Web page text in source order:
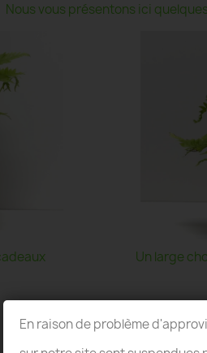
Nous vous présentons ici
Un large
En raison de problème